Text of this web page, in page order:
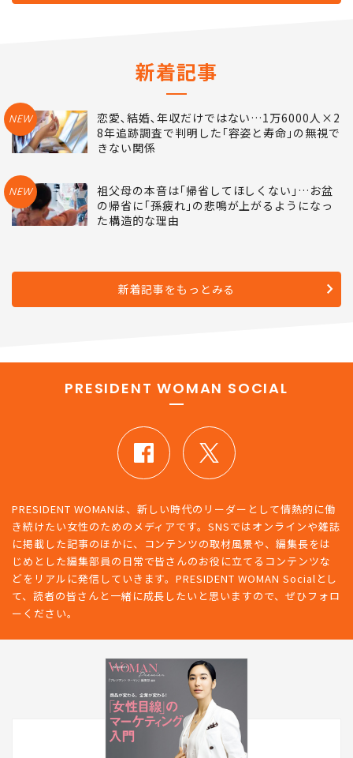
新着記事
NEW
恋愛､結婚､年収だけではない…1万6000人×2
8年追跡調査で判明した｢容姿と寿命｣の無視で
きない関係
NEW
祖父母の本音は｢帰省してほしくない｣…お盆
の帰省に｢孫疲れ｣の悲鳴が上がるようになっ
た構造的な理由
新着記事をもっとみる
PRESIDENT WOMAN SOCIAL
PRESIDENT WOMANは、新しい時代のリーダーとして情熱的に働
き続けたい女性のためのメディアです。SNSではオンラインや雑誌
に掲載した記事のほかに、コンテンツの取材風景や、編集長をは
じめとした編集部員の日常で皆さんのお役に立てるコンテンツな
どをリアルに発信していきます。PRESIDENT WOMAN Socialとし
て、読者の皆さんと一緒に成長したいと思いますので、ぜひフォロ
ーください。